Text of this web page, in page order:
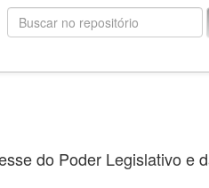
do Poder Legislativo e